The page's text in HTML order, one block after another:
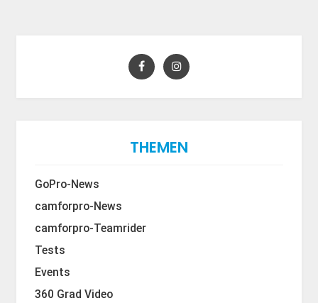
THEMEN
GoPro-News
camforpro-News
camforpro-Teamrider
Tests
Events
360 Grad Video